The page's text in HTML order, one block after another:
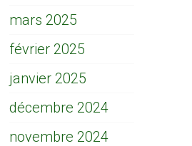
mars 2025
février 2025
janvier 2025
décembre 2024
novembre 2024